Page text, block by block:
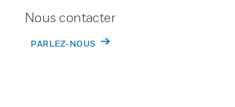
Nous contacter
PARLEZ-NOUS